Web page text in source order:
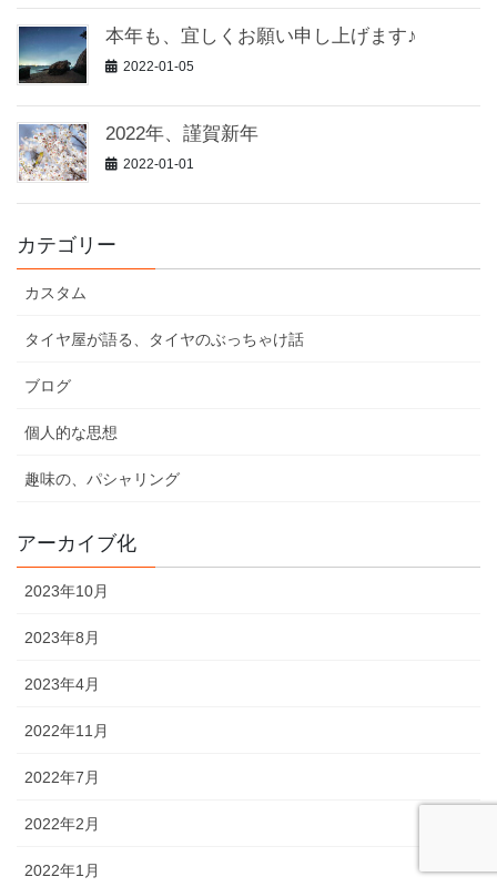
本年も、宜しくお願い申し上げます♪
2022-01-05
2022年、謹賀新年
2022-01-01
カテゴリー
カスタム
タイヤ屋が語る、タイヤのぶっちゃけ話
ブログ
個人的な思想
趣味の、パシャリング
アーカイブ化
2023年10月
2023年8月
2023年4月
2022年11月
2022年7月
2022年2月
2022年1月